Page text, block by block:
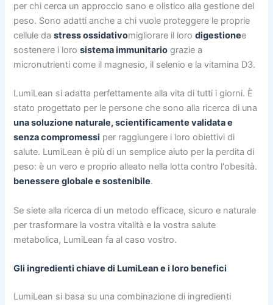
per chi cerca un approccio sano e olistico alla gestione del
peso. Sono adatti anche a chi vuole proteggere le proprie
cellule dastress ossidativomigliorare il lorodigestionee
sostenere i lorosistema immunitario grazie a
micronutrienti come il magnesio, il selenio e la vitamina D3.
LumiLean si adatta perfettamente alla vita di tutti i giorni. È
stato progettato per le persone che sono alla ricerca di una
una soluzione naturale, scientificamente validata e
senza compromessi per raggiungere i loro obiettivi di
salute. LumiLean è più di un semplice aiuto per la perdita di
peso: è un vero e proprio alleato nella lotta contro l'obesità.
benessere globale e sostenibile.
Se siete alla ricerca di un metodo efficace, sicuro e naturale
per trasformare la vostra vitalità e la vostra salute
metabolica, LumiLean fa al caso vostro.
Gli ingredienti chiave di LumiLean e i loro benefici
LumiLean si basa su una combinazione di ingredienti